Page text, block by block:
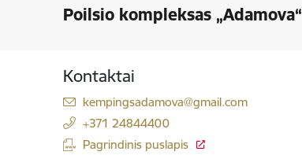
Poilsio kompleksas „Adamova“
Kontaktai
El. paštas:
kempingsadamova@gmail.com
+371 24844400
Pagrindinis puslapis